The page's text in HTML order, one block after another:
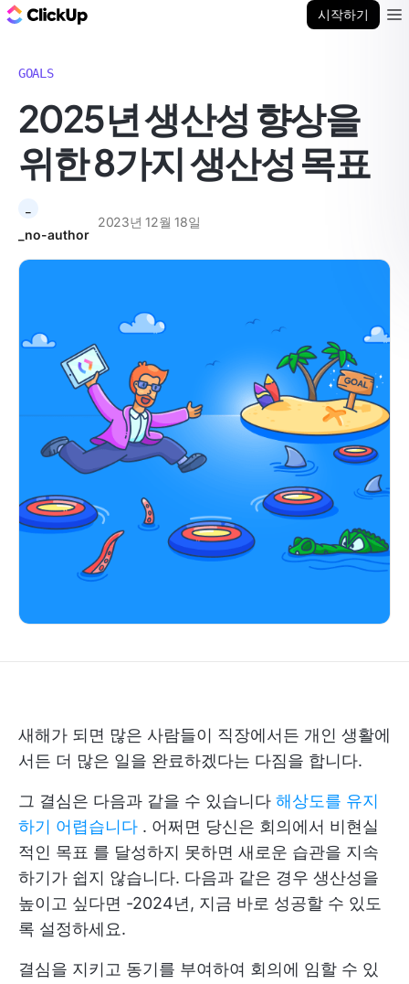
시작하기
GOALS
2025년 생산성 향상을
위한 8가지 생산성 목표
_no-author
2023년 12월 18일
새해가 되면 많은 사람들이 직장에서든 개인 생활에
서든 더 많은 일을 완료하겠다는 다짐을 합니다.
그 결심은 다음과 같을 수 있습니다 해상도를 유지
하기 어렵습니다 . 어쩌면 당신은 회의에서 비현실
적인 목표 를 달성하지 못하면 새로운 습관을 지속
하기가 쉽지 않습니다. 다음과 같은 경우 생산성을
높이고 싶다면 -2024년, 지금 바로 성공할 수 있도
록 설정하세요.
결심을 지키고 동기를 부여하여 회의에 임할 수 있